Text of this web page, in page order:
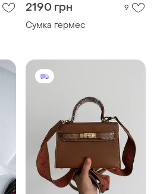
2190 грн 9
Сумка гермес